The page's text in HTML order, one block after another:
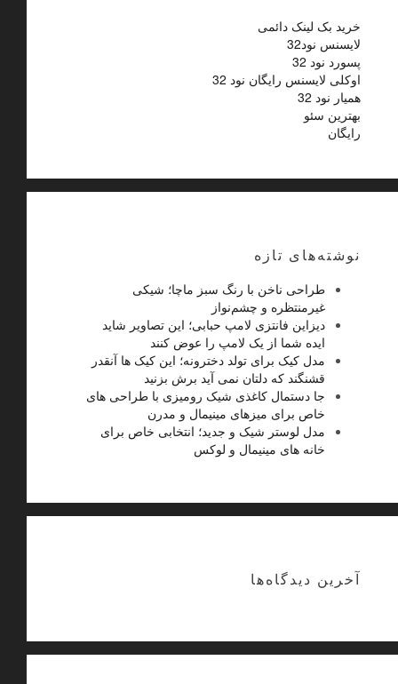
خرید بک لینک دائمی
لایسنس نود32
پسورد نود 32
اوکلی لایسنس رایگان نود 32
همیار نود 32
بهترین سئو
رایگان
نوشته‌های تازه
طراحی ناخن با رنگ سبز ماچا؛ شیکی
غیرمنتظره و چشم‌نواز
دیزاین فانتزی لامپ حبابی؛ این تصاویر شاید
ایده شما از یک لامپ را عوض کنند
مدل کیک برای تولد دخترونه؛ این کیک ها آنقدر
قشنگند که دلتان نمی آید برش بزنید
جا دستمال کاغذی شیک رومیزی با طراحی های
خاص برای میزهای مینیمال و مدرن
مدل لوستر شیک و جدید؛ انتخابی خاص برای
خانه های مینیمال و لوکس
آخرین دیدگاه‌ها